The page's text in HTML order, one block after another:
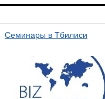
Семинары в Тбилиси